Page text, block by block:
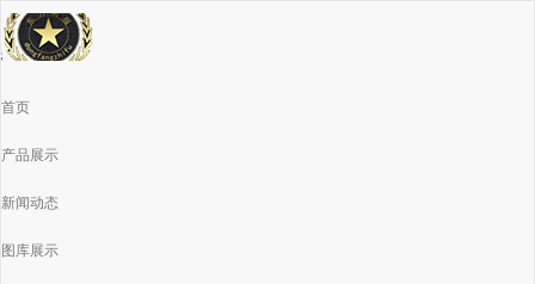
首页
产品展示
新闻动态
图库展示